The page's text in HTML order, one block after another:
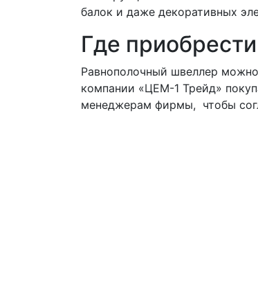
балок и даже декоративных
Где приобрести
Равнополочный швеллер
компании «ЦЕМ-1 Трейд»
менеджерам фирмы, чтобы